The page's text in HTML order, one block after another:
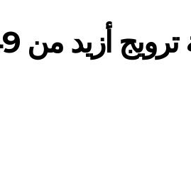
49 كلغ من الكوكايين